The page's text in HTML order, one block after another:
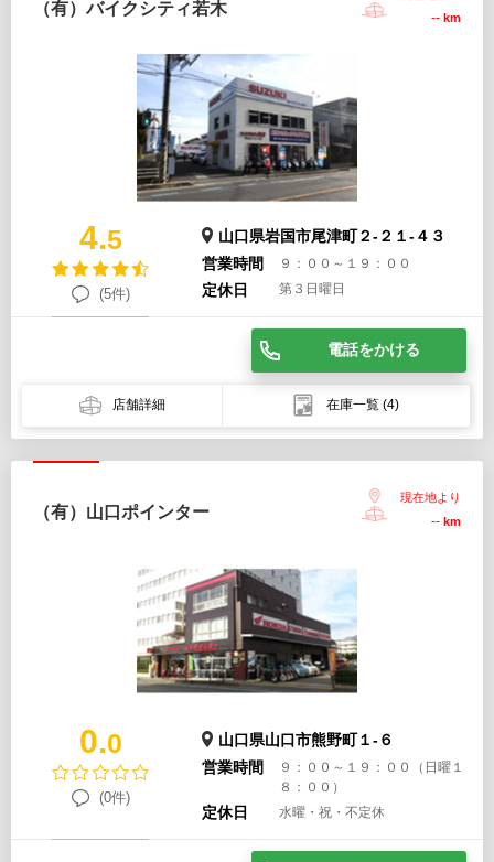
（有）バイクシティ若木 -- km
4.5
(5件)
山口県岩国市尾津町２-２１-４３
営業時間
９：００～１９：００
定休日 第３日曜日
電話をかける
店舗詳細 在庫一覧 (4)
（有）山口ポインター
現在地より
-- km
0.0
(0件)
山口県山口市熊野町１-６
営業時間
９：００～１９：００（日曜１
８：００）
定休日 水曜・祝・不定休